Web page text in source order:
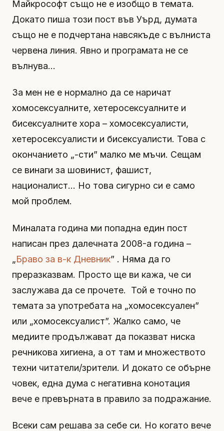
Майкрософт също не е изобщо в темата.
Докато пиша този пост във Уърд, думата
също не е подчертана навсякъде с вълниста
червена линия. Явно и програмата не се
вълнува…
За мен не е нормално да се наричат
хомосексуалните, хетеросексуалните и
бисексуалните хора – хомосексуалисти,
хетеросексуалисти и бисексуалисти. Това с
окончанието „-сти” малко ме мъчи. Сещам
се винаги за шовинист, фашист,
националист… Но това сигурно си е само
мой проблем.
Миналата година ми попадна един пост
написан през далечната 2008-а година –
„Браво за в-к Дневник” . Няма да го
преразказвам. Просто ще ви кажа, че си
заслужава да се прочете. Той е точно по
темата за употребата на „хомосексуален”
или „хомосексуалист”. Жалко само, че
медиите продължават да показват ниска
речникова хигиена, а от там и множеството
техни читатели/зрители. И докато се обърне
човек, една дума с негативна конотация
вече е превърната в правило за подражание.
Всеки сам решава за себе си. Но когато вече